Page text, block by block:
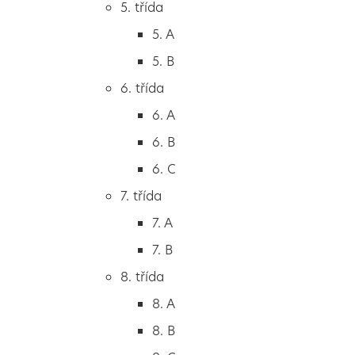
2. B
3. A
4. A
5. A
5. třída
5. A
5. B
6. třída
6. A
6. B
6. C
7. třída
7. A
7. B
8. třída
8. A
8. B